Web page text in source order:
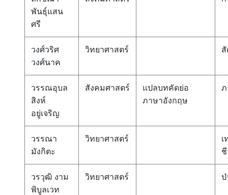
พันธุ์แสน
ศรี
วงศ์วริศ
วงศ์นาค
วิทยาศาสตร์
วรรณอุบล
สิงห์
อยู่เจริญ
สังคมศาสตร์
แปลบทคัดย่อ
ภาษาอังกฤษ
วรรณา
มังกิตะ
วิทยาศาสตร์
วรวุฒิ งาม
พิบูลเวท
วิทยาศาสตร์ ป่